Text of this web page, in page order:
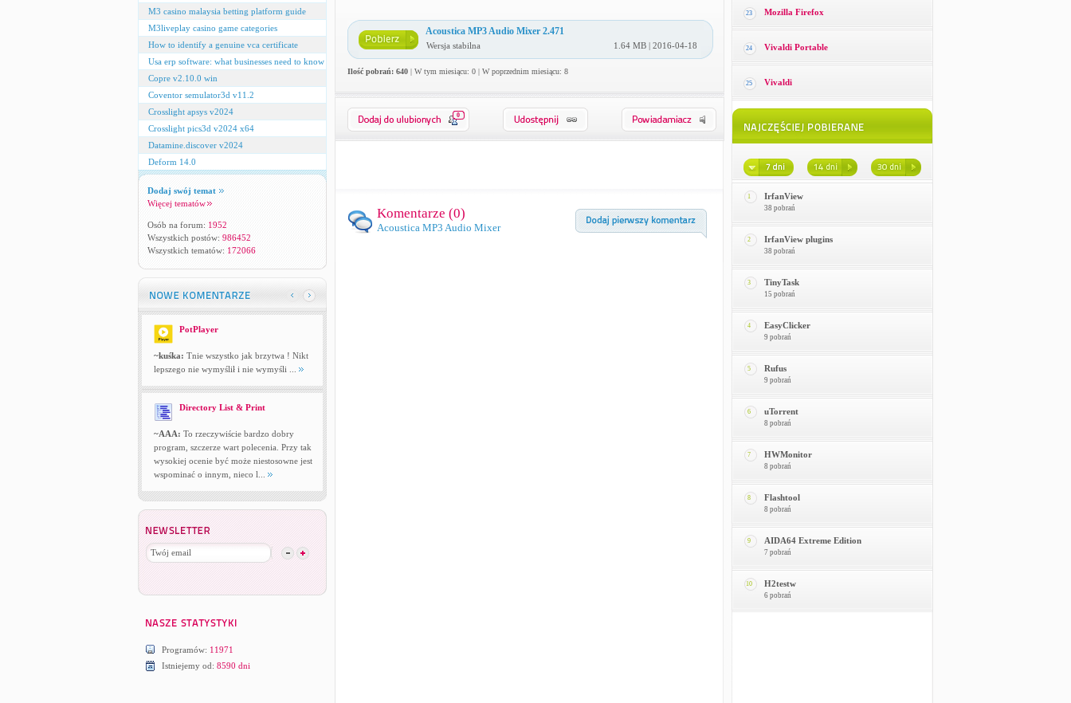
M3 casino malaysia betting platform guide
M3liveplay casino game categories
How to identify a genuine vca certificate
Usa erp software: what businesses need to know
Copre v2.10.0 win
Coventor semulator3d v11.2
Crosslight apsys v2024
Crosslight pics3d v2024 x64
Datamine.discover v2024
Deform 14.0
Dodaj swój temat
Więcej tematów
Osób na forum: 1952
Wszystkich postów: 986452
Wszystkich tematów: 172066
PotPlayer
~kuśka: Tnie wszystko jak brzytwa ! Nikt
lepszego nie wymyślił i nie wymyśli ...
Directory List & Print
~AAA: To rzeczywiście bardzo dobry
program, szczerze wart polecenia. Przy tak
wysokiej ocenie być może niestosowne jest
wspominać o innym, nieco l...
Programów: 11971
Istniejemy od: 8590 dni
Acoustica MP3 Audio Mixer 2.471
Wersja stabilna 1.64 MB | 2016-04-18
Ilość pobrań: 640| W tym miesiącu: 0 | W poprzednim miesiącu: 8
0
Komentarze (0)
Acoustica MP3 Audio Mixer
23 Mozilla Firefox
24 Vivaldi Portable
25 Vivaldi
1 IrfanView
38 pobrań
2 IrfanView plugins
38 pobrań
3 TinyTask
15 pobrań
4 EasyClicker
9 pobrań
5 Rufus
9 pobrań
6 uTorrent
8 pobrań
7 HWMonitor
8 pobrań
8 Flashtool
8 pobrań
9 AIDA64 Extreme Edition
7 pobrań
10 H2testw
6 pobrań